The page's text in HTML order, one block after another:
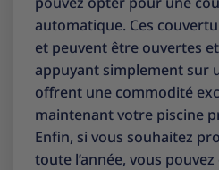
automatique. Ces
et peuvent être ouvertes
appuyant simplement sur
offrent une commodité
maintenant votre piscine
Enfin, si vous souhaitez
toute l’année, vous